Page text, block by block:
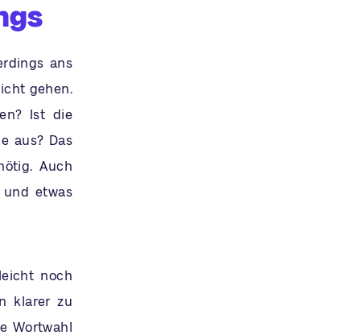
ans
gehen.
Ist die
aus? Das
Auch
und etwas
noch
klarer zu
Wortwahl